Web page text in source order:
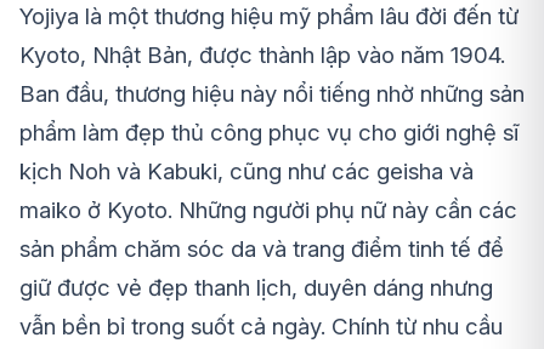
Yojiya là một thương hiệu mỹ phẩm lâu đời đến từ
Kyoto, Nhật Bản, được thành lập vào năm 1904.
Ban đầu, thương hiệu này nổi tiếng nhờ những sản
phẩm làm đẹp thủ công phục vụ cho giới nghệ sĩ
kịch Noh và Kabuki, cũng như các geisha và
maiko ở Kyoto. Những người phụ nữ này cần các
sản phẩm chăm sóc da và trang điểm tinh tế để
giữ được vẻ đẹp thanh lịch, duyên dáng nhưng
vẫn bền bỉ trong suốt cả ngày. Chính từ nhu cầu